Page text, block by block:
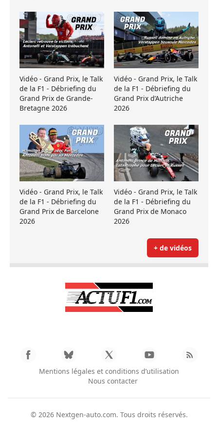
Vidéo - Grand Prix, le Talk
de la F1 - Débriefing du
Grand Prix de Grande-
Bretagne 2026
Vidéo - Grand Prix, le Talk
de la F1 - Débriefing du
Grand Prix d’Autriche
2026
Vidéo - Grand Prix, le Talk
de la F1 - Débriefing du
Grand Prix de Barcelone
2026
Vidéo - Grand Prix, le Talk
de la F1 - Débriefing du
Grand Prix de Monaco
2026
+ de vidéos
Mentions légales et conditions d’utilisation
Nous contacter
© 2026 Nextgen-auto.com. Tous droits réservés.